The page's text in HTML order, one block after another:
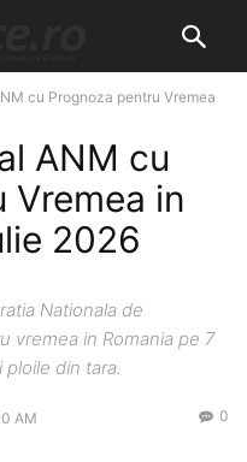
cu Prognoza pentru Vremea
ANM cu
Vremea in
2026
Nationala de
vremea in Romania pe 7
din tara.
AM 0